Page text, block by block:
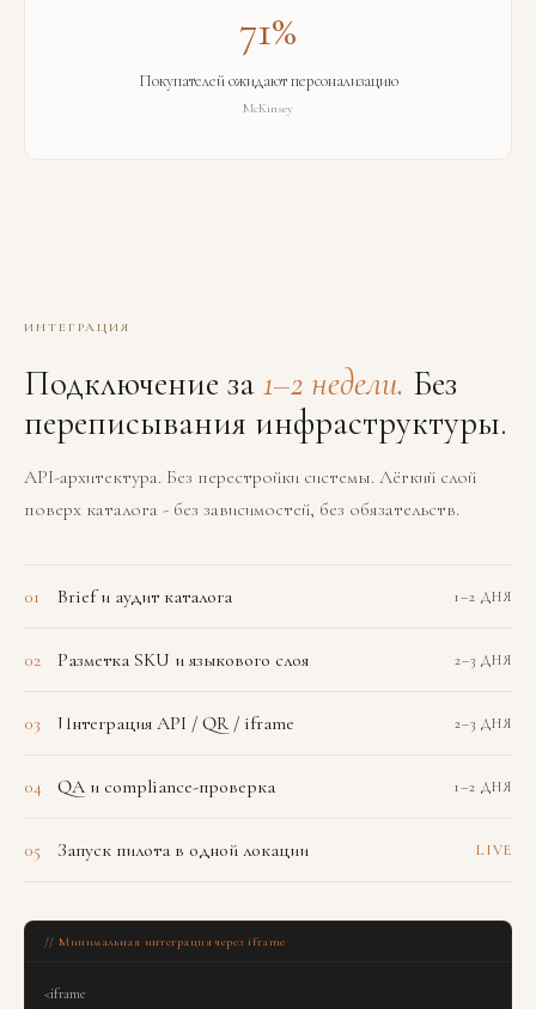
71%
Покупателей ожидают персонализацию
McKinsey
ИНТЕГРАЦИЯ
Подключение за 1–2 недели. Без
переписывания инфраструктуры.
API-архитектура. Без перестройки системы. Лёгкий слой
поверх каталога - без зависимостей, без обязательств.
01 Brief и аудит каталога 1–2 ДНЯ
02 Разметка SKU и языкового слоя 2–3 ДНЯ
03 Интеграция API / QR / iframe 2–3 ДНЯ
04 QA и compliance-проверка 1–2 ДНЯ
05 Запуск пилота в одной локации LIVE
// Минимальная интеграция через iframe
<iframe